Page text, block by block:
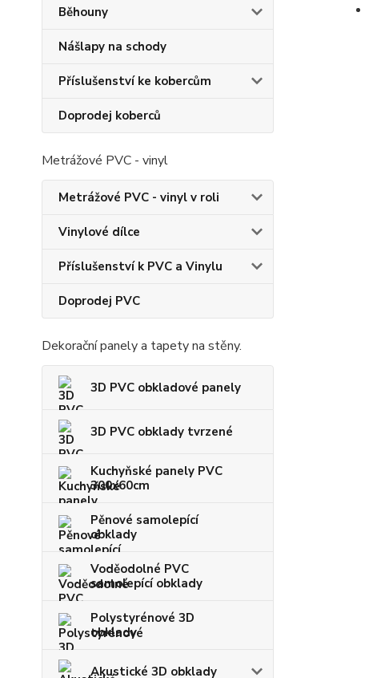
Běhouny
Nášlapy na schody
Příslušenství ke kobercům
Doprodej koberců
Metrážové PVC - vinyl
Metrážové PVC - vinyl v roli
Vinylové dílce
Příslušenství k PVC a Vinylu
Doprodej PVC
Dekorační panely a tapety na stěny.
3D PVC obkladové panely
3D PVC obklady tvrzené
Kuchyňské panely PVC
300x60cm
Pěnové samolepící
obklady
Voděodolné PVC
samolepící obklady
Polystyrénové 3D
obklady
Akustické 3D obklady